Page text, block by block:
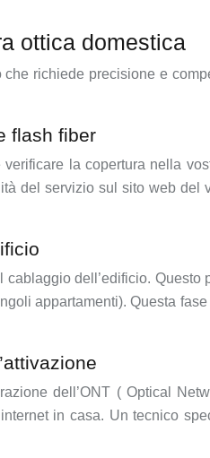
ottica domestica
richiede precisione e
flash fiber
verificare la copertura nella
del servizio sul sito web
dell’edificio.
appartamenti). Questa
dell’ONT ( Optical
in casa. Un tecnico